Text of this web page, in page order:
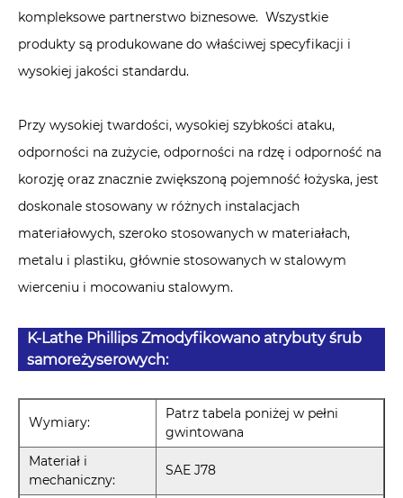
kompleksowe partnerstwo biznesowe. Wszystkie
produkty są produkowane do właściwej specyfikacji i
wysokiej jakości standardu.
Przy wysokiej twardości, wysokiej szybkości ataku,
odporności na zużycie, odporności na rdzę i odporność na
korozję oraz znacznie zwiększoną pojemność łożyska, jest
doskonale stosowany w różnych instalacjach
materiałowych, szeroko stosowanych w materiałach,
metalu i plastiku, głównie stosowanych w stalowym
wierceniu i mocowaniu stalowym.
K-Lathe Phillips Zmodyfikowano atrybuty śrub
samoreżyserowych:
Wymiary:
Patrz tabela poniżej w pełni
gwintowana
Materiał i
mechaniczny:
SAE J78